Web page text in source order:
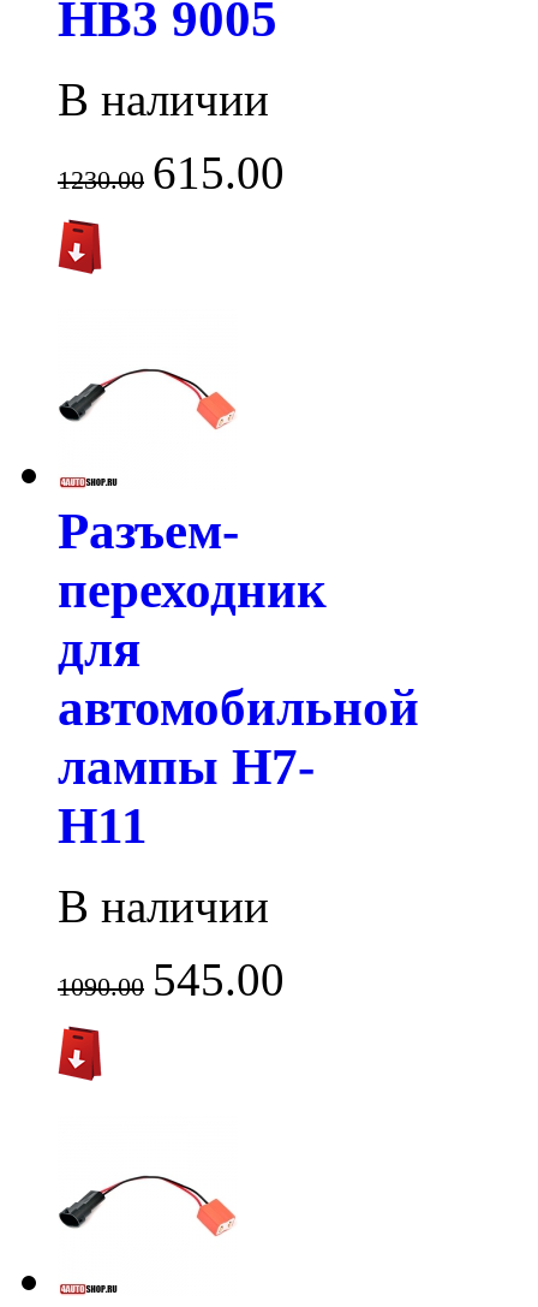
HB3 9005
В наличии
1230.00 615.00
Разъем-
переходник
для
автомобильной
лампы H7-
H11
В наличии
1090.00 545.00